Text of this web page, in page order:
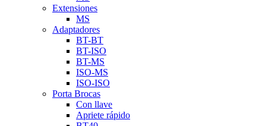
Extensiones
MS
Adaptadores
BT-BT
BT-ISO
BT-MS
ISO-MS
ISO-ISO
Porta Brocas
Con llave
Apriete rápido